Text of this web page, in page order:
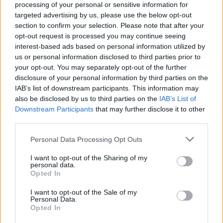
processing of your personal or sensitive information for
targeted advertising by us, please use the below opt-out
section to confirm your selection. Please note that after your
opt-out request is processed you may continue seeing
interest-based ads based on personal information utilized by
us or personal information disclosed to third parties prior to
your opt-out. You may separately opt-out of the further
disclosure of your personal information by third parties on the
IAB’s list of downstream participants. This information may
also be disclosed by us to third parties on the IAB’s List of
Downstream Participants that may further disclose it to other
Please note that this website/app uses one or more Google
not limited to your visit or usage behaviour. You may click to
grant or deny consent to Google and its third-party tags to
use your data for below specified purposes in below Google
consent section.
Personal Data Processing Opt Outs
I want to opt-out of the Sharing of my
personal data.
Opted In
I want to opt-out of the Sale of my
Personal Data.
Opted In
της Χεζμπολάχ στον Λίβανο", δήλωσε
ο Νταβίντ Μενσέρ, εκπρόσωπος της
κυβέρνησης κατά τη διαδικτυακή
ενημέρωση του Τύπου.
17:05 | 15.04.2026
Στο Παρίσι ο Μερτς την
Παρασκευή για
Ο Γερμανός καγκελάριος Φρίντριχ
Μερτς θα μεταβεί στο Παρίσι την
Παρασκευή για να συμμετάσχει σε
συνεισφέρουν σε μια κοινή αμυντική
αποστολή στα Στενά του Ορμούζ,